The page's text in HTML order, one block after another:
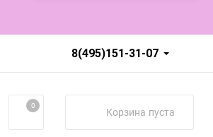
8(495)151-31-07
0 Корзина пуста